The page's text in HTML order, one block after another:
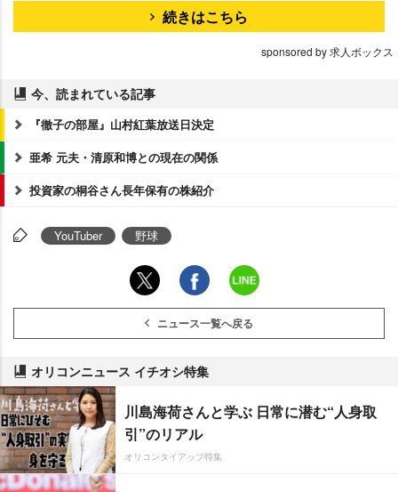
続きはこちら
sponsored by 求人ボックス
今、読まれている記事
『徹子の部屋』山村紅葉放送日決定
亜希 元夫・清原和博との現在の関係
投資家の桐谷さん長年保有の株紹介
YouTuber 野球
ニュース一覧へ戻る
オリコンニュース イチオシ特集
川島海荷さんと学ぶ 日常に潜む“人身取
引”のリアル
オリコンタイアップ特集